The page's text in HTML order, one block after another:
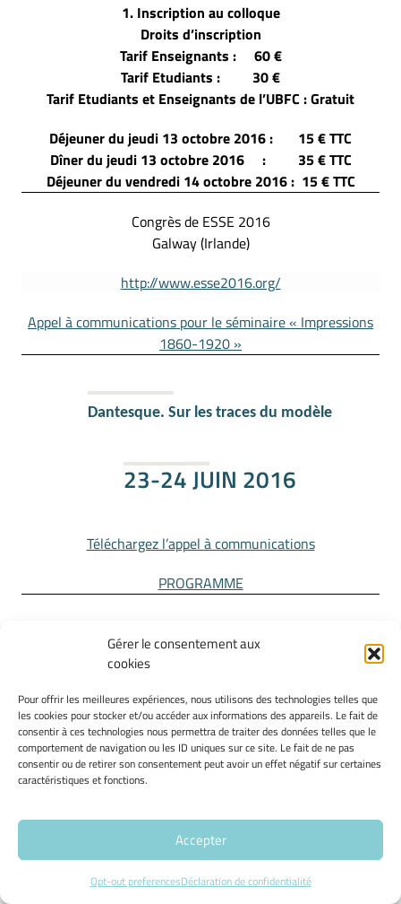
Gérer le consentement aux
cookies
Pour offrir les meilleures expériences, nous utilisons des technologies telles que
les cookies pour stocker et/ou accéder aux informations des appareils. Le fait de
consentir à ces technologies nous permettra de traiter des données telles que le
comportement de navigation ou les ID uniques sur ce site. Le fait de ne pas
consentir ou de retirer son consentement peut avoir un effet négatif sur certaines
caractéristiques et fonctions.
Accepter
Opt-out preferencesDéclaration de confidentialité
1. Inscription au colloque
Droits d’inscription
Tarif Enseignants : 60 €
Tarif Etudiants : 30 €
Tarif Etudiants et Enseignants de l’UBFC : Gratuit
Déjeuner du jeudi 13 octobre 2016 : 15 € TTC
Dîner du jeudi 13 octobre 2016 : 35 € TTC
Déjeuner du vendredi 14 octobre 2016 : 15 € TTC
Congrès de ESSE 2016
Galway (Irlande)
http://www.esse2016.org/
Appel à communications pour le séminaire « Impressions
1860-1920 »
Dantesque. Sur les traces du modèle
23-24 JUIN 2016
Téléchargez l’appel à communications
PROGRAMME
Machines à voler les mots. Le rôle des
conception et la pratique du plagiat
17-18 MARS 2016
PROGRAMME